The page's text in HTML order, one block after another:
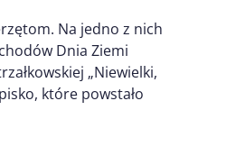
Na jedno z nich
Dnia Ziemi
„Niewielki,
które powstało